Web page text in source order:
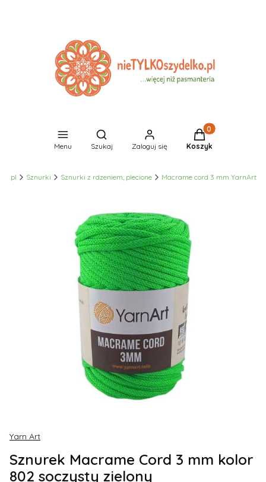
Menu
Otwórz wyszukiwarkę
Szukaj Zaloguj się
Produkty w
Koszyk
Sznurki Sznurki z rdzeniem, plecione Macrame cord 3 mm YarnArt
Yarn Art
Sznurek Macrame Cord 3 mm kolor
802 soczysty zielony